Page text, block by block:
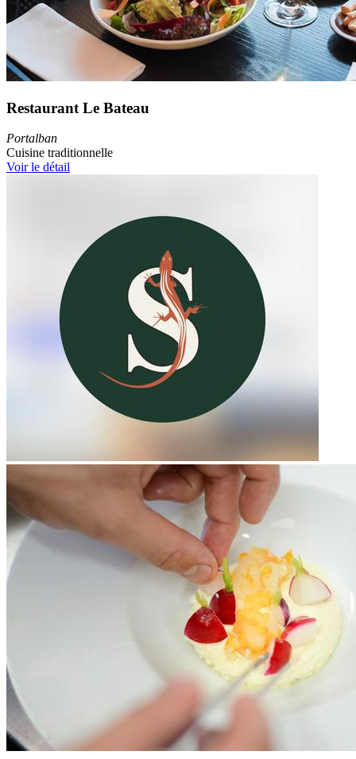
Restaurant Le Bateau
Portalban
Cuisine traditionnelle
Voir le détail